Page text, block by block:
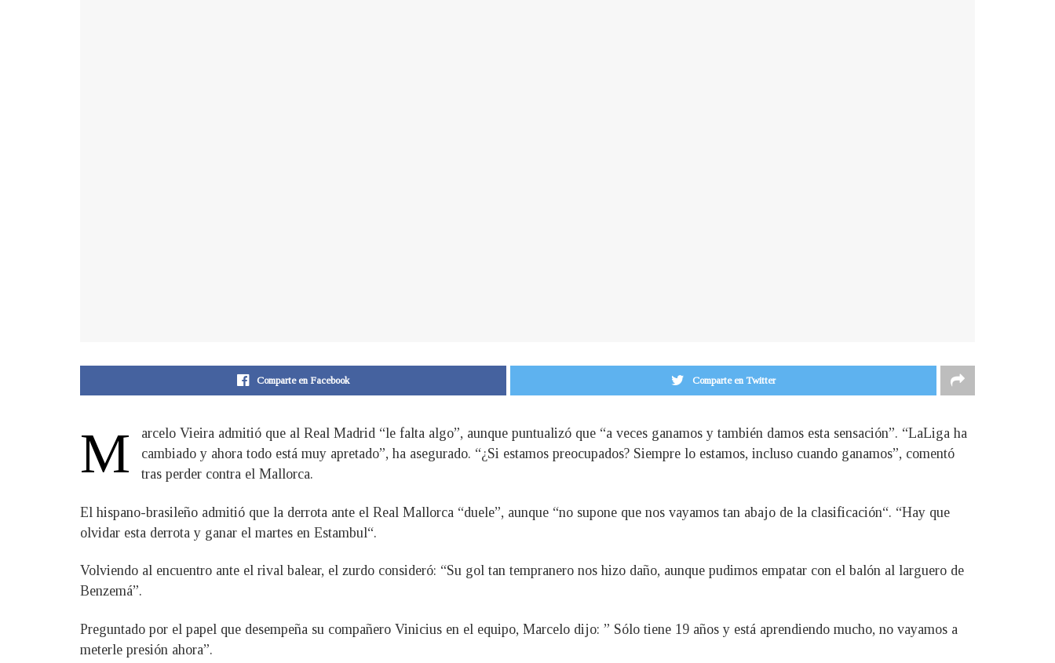
Comparte en Facebook Comparte en Twitter
M
arcelo Vieira admitió que al Real Madrid “le falta algo”, aunque puntualizó que “a veces ganamos y también damos esta sensación”. “LaLiga ha
cambiado y ahora todo está muy apretado”, ha asegurado. “¿Si estamos preocupados? Siempre lo estamos, incluso cuando ganamos”, comentó
tras perder contra el Mallorca.
El hispano-brasileño admitió que la derrota ante el Real Mallorca “duele”, aunque “no supone que nos vayamos tan abajo de la clasificación“. “Hay que
olvidar esta derrota y ganar el martes en Estambul“.
Volviendo al encuentro ante el rival balear, el zurdo consideró: “Su gol tan tempranero nos hizo daño, aunque pudimos empatar con el balón al larguero de
Benzemá”.
Preguntado por el papel que desempeña su compañero Vinicius en el equipo, Marcelo dijo: ” Sólo tiene 19 años y está aprendiendo mucho, no vayamos a
meterle presión ahora”.